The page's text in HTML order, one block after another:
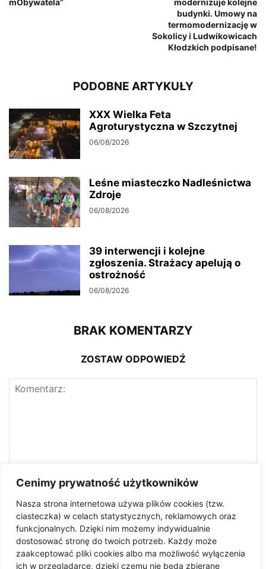
Cenimy prywatność użytkowników
Nasza strona internetowa używa plików cookies (tzw.
ciasteczka) w celach statystycznych, reklamowych oraz
funkcjonalnych. Dzięki nim możemy indywidualnie
dostosować stronę do twoich potrzeb. Każdy może
zaakceptować pliki cookies albo ma możliwość wyłączenia
ich w przeglądarce, dzięki czemu nie będą zbierane
budynki. Umowy na
termomodernizację w
Sokolicy i Ludwikowicach
Kłodzkich podpisane!
PODOBNE ARTYKUŁY
XXX Wielka Feta
Agroturystyczna w Szczytnej
06/08/2026
Leśne miasteczko Nadleśnictwa
Zdroje
06/08/2026
39 interwencji i kolejne
zgłoszenia. Strażacy apelują o
ostrożność
06/08/2026
BRAK KOMENTARZY
ZOSTAW ODPOWIEDŹ